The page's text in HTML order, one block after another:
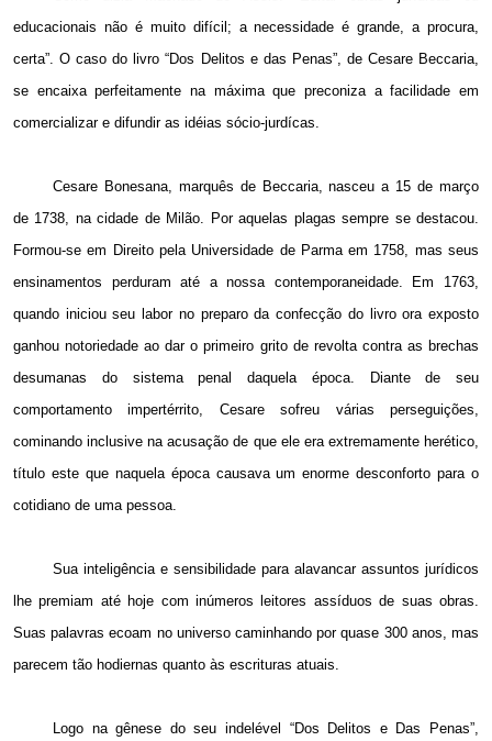
educacionais não é muito difícil; a necessidade é grande, a procura,
certa”. O caso do livro “Dos Delitos e das Penas”, de Cesare Beccaria,
se encaixa perfeitamente na máxima que preconiza a facilidade em
comercializar e difundir as idéias sócio-jurdícas.
Cesare Bonesana, marquês de Beccaria, nasceu a 15 de março
de 1738, na cidade de Milão. Por aquelas plagas sempre se destacou.
Formou-se em Direito pela Universidade de Parma em 1758, mas seus
ensinamentos perduram até a nossa contemporaneidade. Em 1763,
quando iniciou seu labor no preparo da confecção do livro ora exposto
ganhou notoriedade ao dar o primeiro grito de revolta contra as brechas
desumanas do sistema penal daquela época. Diante de seu
comportamento impertérrito, Cesare sofreu várias perseguições,
cominando inclusive na acusação de que ele era extremamente herético,
título este que naquela época causava um enorme desconforto para o
cotidiano de uma pessoa.
Sua inteligência e sensibilidade para alavancar assuntos jurídicos
lhe premiam até hoje com inúmeros leitores assíduos de suas obras.
Suas palavras ecoam no universo caminhando por quase 300 anos, mas
parecem tão hodiernas quanto às escrituras atuais.
Logo na gênese do seu indelével “Dos Delitos e Das Penas”,